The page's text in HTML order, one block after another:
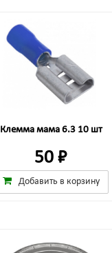
Клемма мама 6.3 10 шт
50 ₽
Добавить в корзину